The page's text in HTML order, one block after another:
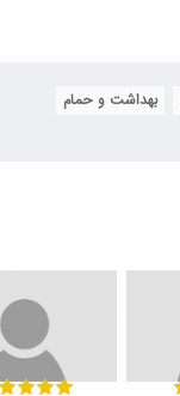
بهداشت و حمام